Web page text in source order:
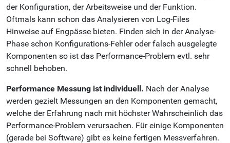
der Konfiguration, der Arbeitsweise und der Funktion.
Oftmals kann schon das Analysieren von Log-Files
Hinweise auf Engpässe bieten. Finden sich in der Analyse-
Phase schon Konfigurations-Fehler oder falsch ausgelegte
Komponenten so ist das Performance-Problem evtl. sehr
schnell behoben.
Performance Messung ist individuell. Nach der Analyse
werden gezielt Messungen an den Komponenten gemacht,
welche der Erfahrung nach mit höchster Wahrscheinlich das
Performance-Problem verursachen. Für einige Komponenten
(gerade bei Software) gibt es keine fertigen Messverfahren.